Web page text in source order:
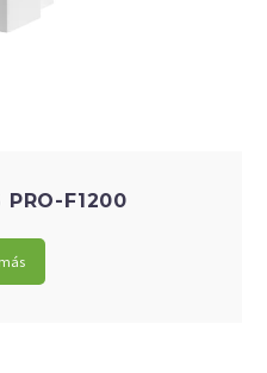
PRO-F1200